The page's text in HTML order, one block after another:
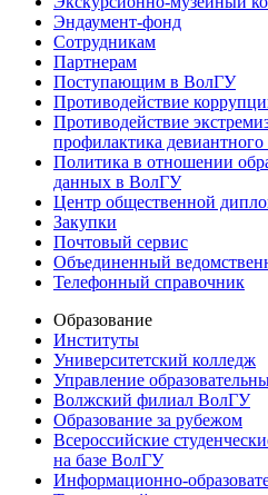
Эндаумент-фонд
Сотрудникам
Партнерам
Поступающим в ВолГУ
Противодействие
Противодействие
профилактика
Политика в отношении
данных в ВолГУ
Центр общественной
Закупки
Почтовый сервис
Объединенный
Телефонный справочник
Образование
Институты
Университетский колледж
Управление
Волжский филиал ВолГУ
Образование за рубежом
Всероссийские
на базе ВолГУ
Информационно-